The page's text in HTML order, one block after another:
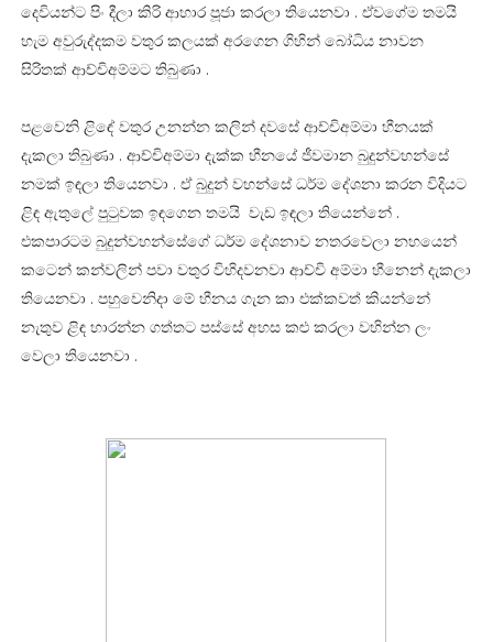
දෙවියන්ට පිං දීලා කිරි ආහාර පූජා කරලා තියෙනවා . ඒවගේම තමයි
හැම අවුරුද්දකම වතුර කලයක් අරගෙන ගිහින් බෝධිය නාවන
සිරිතක් ආච්චිඅම්මට තිබුණා .
පළවෙනි ළිඳේ වතුර උනන්න කලින් දවසේ ආච්චිඅම්මා හීනයක්
දැකලා තිබුණා . ආච්චිඅම්මා දැක්ක හීනයේ ජීවමාන බුදුන්වහන්සේ
නමක් ඉඳලා තියෙනවා . ඒ බුදුන් වහන්සේ ධර්ම දේශනා කරන විදියට
ළිඳ ඇතුලේ පුටුවක ඉඳගෙන තමයි වැඩ ඉඳලා තියෙන්නේ .
එකපාරටම බුදුන්වහන්සේගේ ධර්ම දේශනාව නතරවෙලා නහයෙන්
කටෙන් කන්වලින් පවා වතුර විහිදවනවා ආච්චි අම්මා හීනෙන් දැකලා
තියෙනවා . පහුවෙනිදා මේ හීනය ගැන කා එක්කවත් කියන්නේ
නැතුව ළිඳ හාරන්න ගත්තට පස්සේ අහස කළු කරලා වහින්න ලං
වෙලා තියෙනවා .